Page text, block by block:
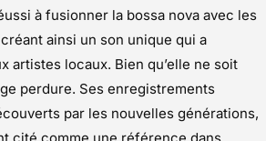
à fusionner la bossa nova avec les
ainsi un son unique qui a
artistes locaux. Bien qu’elle ne soit
perdure. Ses enregistrements
par les nouvelles générations,